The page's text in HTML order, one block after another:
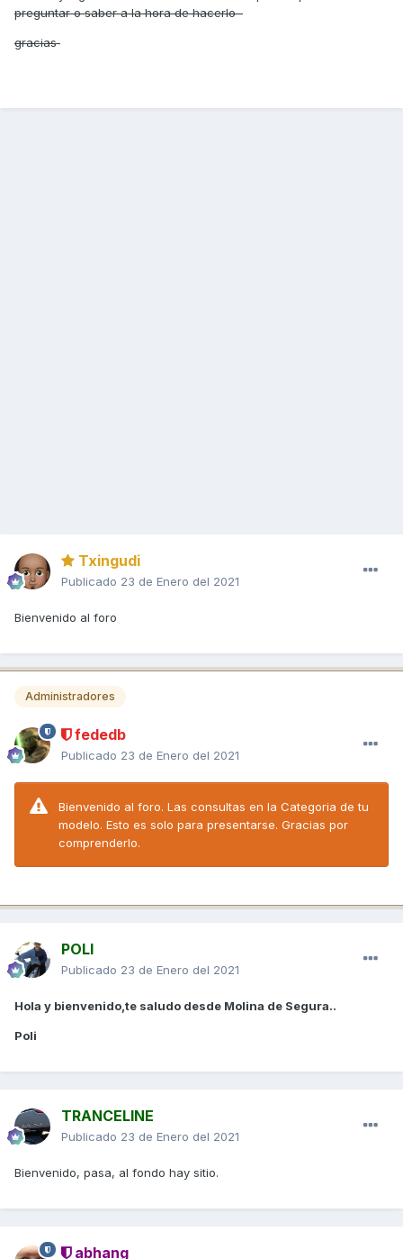
preguntar o saber a la hora de hacerlo
gracias
Txingudi
Publicado 23 de Enero del 2021
Bienvenido al foro
Administradores
fededb
Publicado 23 de Enero del 2021
Bienvenido al foro. Las consultas en la Categoria de tu
modelo. Esto es solo para presentarse. Gracias por
comprenderlo.
POLI
Publicado 23 de Enero del 2021
Hola y bienvenido,te saludo desde Molina de Segura..
Poli
TRANCELINE
Publicado 23 de Enero del 2021
Bienvenido, pasa, al fondo hay sitio.
abhang